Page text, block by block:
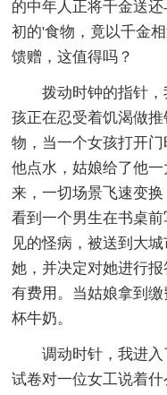
的中年人正将千金送
初的'食物，竟以千金
馈赠，这值得吗？
拨动时钟的指针，
孩正在忍受着饥渴做
物，当一个女孩打开
他点水，姑娘给了他
来，一切场景飞速变
看到一个男生在书桌
见的怪病，被送到大
她，并决定对她进行
有费用。当姑娘拿到
杯牛奶。
调动时针，我进入
试卷对一位女工说着